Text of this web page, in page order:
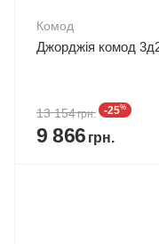
Комод
Джорджія комод
13 154 -25%
9 866